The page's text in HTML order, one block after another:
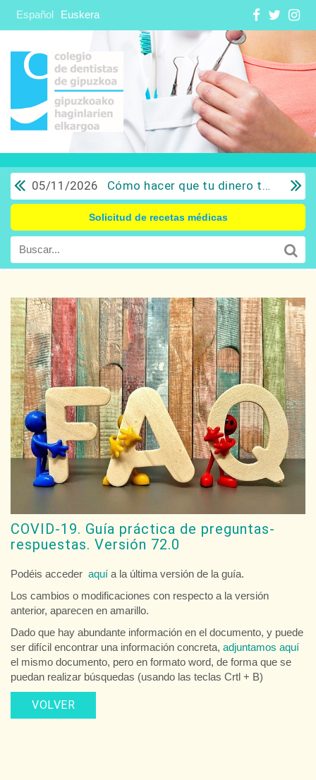
Español Euskera
05/11/2026 Cómo hacer que tu dinero trabaje para ti: Del ahorro a la inversión con sentido común.
Solicitud de recetas médicas
COVID-19. Guía práctica de preguntas-
respuestas. Versión 72.0
Podéis acceder aquí a la última versión de la guía.
Los cambios o modificaciones con respecto a la versión
anterior, aparecen en amarillo.
Dado que hay abundante información en el documento, y puede
ser difícil encontrar una información concreta, adjuntamos aquí
el mismo documento, pero en formato word, de forma que se
puedan realizar búsquedas (usando las teclas Crtl + B)
VOLVER